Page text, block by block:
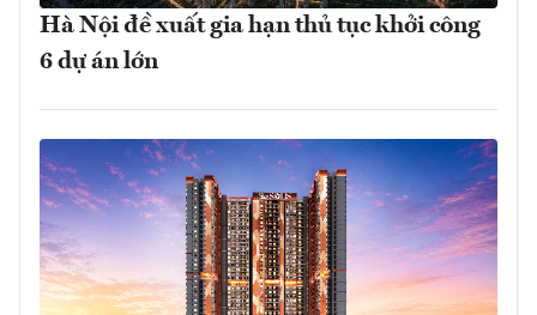
Hà Nội đề xuất gia hạn thủ tục khởi công
6 dự án lớn